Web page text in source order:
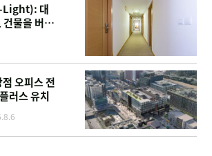
Light): 대
건물을 버리
했을까
오피스 전
러스 유치